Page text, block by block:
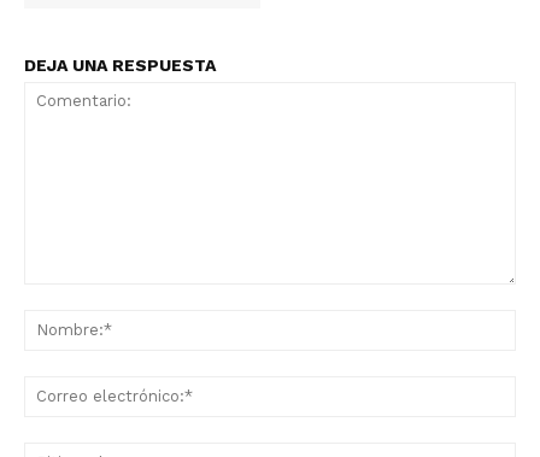
DEJA UNA RESPUESTA